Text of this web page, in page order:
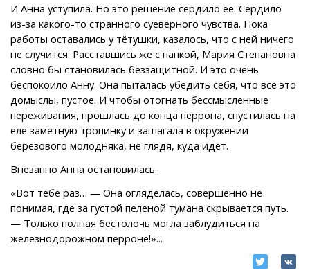
И Анна уступила. Но это решение сердило её. Сердило
из-за какого-то странного суеверного чувства. Пока
работы оставались у тётушки, казалось, что с ней ничего
не случится. Расставшись же с папкой, Мария Степановна
словно бы становилась беззащитной. И это очень
беспокоило Анну. Она пыталась убедить себя, что всё это
домыслы, пустое. И чтобы отогнать бессмысленные
переживания, прошлась до конца перрона, спустилась на
еле заметную тропинку и зашагала в окружении
берёзового молодняка, не глядя, куда идёт.
Внезапно Анна остановилась.
«Вот тебе раз… — Она огляделась, совершенно не
понимая, где за густой пеленой тумана скрывается путь.
— Только полная бестолочь могла заблудиться на
железнодорожном перроне!»...